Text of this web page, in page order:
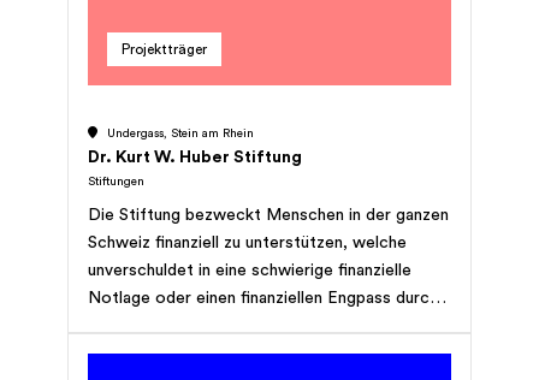
Mitglieder und Freunde, die sich besonders
Projektträger
Undergass, Stein am Rhein
Dr. Kurt W. Huber Stiftung
Stiftungen
Die Stiftung bezweckt Menschen in der ganzen
Schweiz finanziell zu unterstützen, welche
unverschuldet in eine schwierige finanzielle
Notlage oder einen finanziellen Engpass durch
Naturereignisse geraten sind. Anstelle einer